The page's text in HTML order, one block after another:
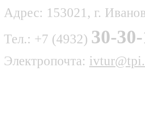
Адрес: 153021, г.
Тел.: +7 (4932) 30-
Электропочта: